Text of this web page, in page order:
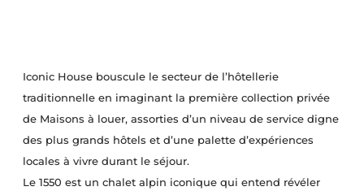
Iconic House bouscule le secteur de l’hôtellerie
traditionnelle en imaginant la première collection privée
de Maisons à louer, assorties d’un niveau de service digne
des plus grands hôtels et d’une palette d’expériences
locales à vivre durant le séjour.
Le 1550 est un chalet alpin iconique qui entend révéler